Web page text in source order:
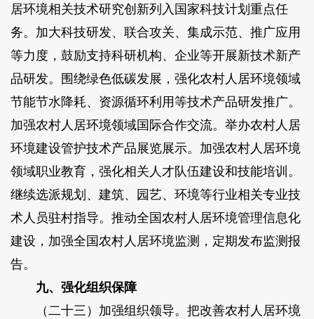
居环境相关技术研究创新列入国家科技计划重点任
务。加大科技研发、联合攻关、集成示范、推广应用
等力度，鼓励支持科研机构、企业等开展新技术新产
品研发。围绕绿色低碳发展，强化农村人居环境领域
节能节水降耗、资源循环利用等技术产品研发推广。
加强农村人居环境领域国际合作交流。举办农村人居
环境建设管护技术产品展览展示。加强农村人居环境
领域职业教育，强化相关人才队伍建设和技能培训。
继续选派规划、建筑、园艺、环境等行业相关专业技
术人员驻村指导。推动全国农村人居环境管理信息化
建设，加强全国农村人居环境监测，定期发布监测报
告。
九、强化组织保障
（二十三）加强组织领导。把改善农村人居环境